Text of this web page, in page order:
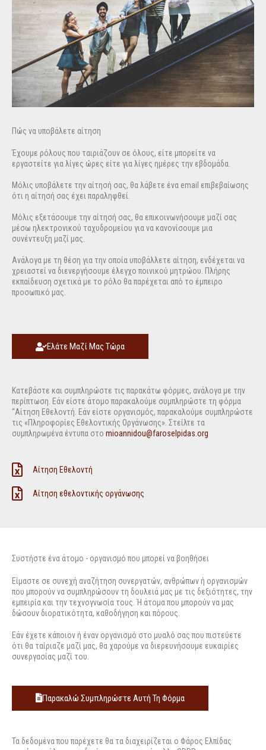
Πώς να υποβάλετε αίτηση
Έχουμε ρόλους που ταιριάζουν σε όλους, είτε μπορείτε να
εργαστείτε για λίγες ώρες είτε για λίγες ημέρες την εβδομάδα.
Μόλις υποβάλετε την αίτησή σας, θα λάβετε ένα email επιβεβαίωσης
ότι η αίτησή σας έχει παραληφθεί.
Μόλις εξετάσουμε την αίτησή σας, θα επικοινωνήσουμε μαζί σας
μέσω ηλεκτρονικού ταχυδρομείου για να κανονίσουμε μια
συνέντευξη μαζί μας.
Ανάλογα με τη θέση για την οποία υποβάλλετε αίτηση, ενδέχεται να
χρειαστεί να διενεργήσουμε έλεγχο ποινικού μητρώου. Πλήρης
εκπαίδευση σχετικά με το ρόλο θα παρέχεται από το έμπειρο
προσωπικό μας.
Ελάτε Μαζί Μας Τώρα
Κατεβάστε και συμπληρώστε τις παρακάτω φόρμες, ανάλογα με την
περίπτωση. Εάν είστε άτομο παρακαλούμε συμπληρώστε τη φόρμα
“Αίτηση Εθελοντή. Εάν είστε οργανισμός, παρακαλούμε συμπληρώστε
τις «Πληροφορίες Εθελοντικής Οργάνωσης». Στείλτε τα
συμπληρωμένα έντυπα στο mioannidou@faroselpidas.org
Αίτηση Εθελοντή
Αίτηση εθελοντικής οργάνωσης
Συστήστε ένα άτομο - οργανισμό που μπορεί να βοηθήσει
Είμαστε σε συνεχή αναζήτηση συνεργατών, ανθρώπων ή οργανισμών
που μπορούν να συμπληρώσουν τη δουλειά μας με τις δεξιότητες, την
εμπειρία και την τεχνογνωσία τους. Ή άτομα που μπορούν να μας
δώσουν διορατικότητα, καθοδήγηση και πόρους.
Εάν έχετε κάποιον ή έναν οργανισμό στο μυαλό σας που πιστεύετε
ότι θα ταίριαζε μαζί μας, θα χαρούμε να διερευνήσουμε ευκαιρίες
συνεργασίας μαζί του.
Παρακαλώ Συμπληρώστε Αυτή Τη Φόρμα
Τα δεδομένα που παρέχετε θα τα διαχειρίζεται ο Φάρος Ελπίδας